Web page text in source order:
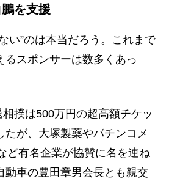
を支援
い”のは本当だろう。これまで
るスポンサーは数多くあっ
相撲は500万円の超高額チケッ
たが、大塚製薬やパチンコメ
ど有名企業が協賛に名を連ね
動車の豊田章男会長とも親交